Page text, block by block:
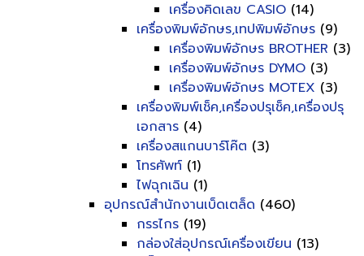
เครื่องคิดเลข CASIO (14)
เครื่องพิมพ์อักษร,เทปพิมพ์อักษร (9)
เครื่องพิมพ์อักษร BROTHER (3)
เครื่องพิมพ์อักษร DYMO (3)
เครื่องพิมพ์อักษร MOTEX (3)
เครื่องพิมพ์เช็ค,เครื่องปรุเช็ค,เครื่องปรุ
เอกสาร (4)
เครื่องสแกนบาร์โค๊ต (3)
โทรศัพท์ (1)
ไฟฉุกเฉิน (1)
อุปกรณ์สำนักงานเบ็ดเตล็ด (460)
กรรไกร (19)
กล่องใส่อุปกรณ์เครื่องเขียน (13)